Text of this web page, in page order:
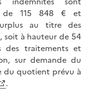
de 115 848 € et
au titre des
soit à hauteur de 54
des traitements et
sur demande du
du quotient prévu à
.